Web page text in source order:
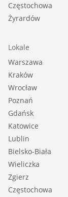
Częstochowa
Żyrardów
Lokale
Warszawa
Kraków
Wrocław
Poznań
Gdańsk
Katowice
Lublin
Bielsko-Biała
Wieliczka
Zgierz
Częstochowa